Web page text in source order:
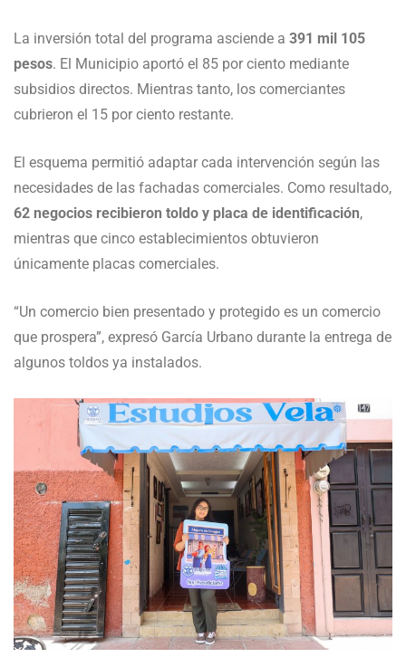
La inversión total del programa asciende a 391 mil 105
pesos. El Municipio aportó el 85 por ciento mediante
subsidios directos. Mientras tanto, los comerciantes
cubrieron el 15 por ciento restante.
El esquema permitió adaptar cada intervención según las
necesidades de las fachadas comerciales. Como resultado,
62 negocios recibieron toldo y placa de identificación,
mientras que cinco establecimientos obtuvieron
únicamente placas comerciales.
“Un comercio bien presentado y protegido es un comercio
que prospera”, expresó García Urbano durante la entrega de
algunos toldos ya instalados.